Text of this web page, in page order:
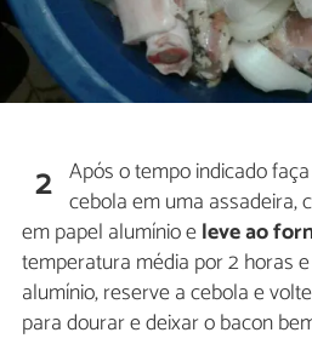
2 Após o tempo indicado
cebola em uma assadeira,
em papel alumínio eleve ao
temperatura média por 2 horas
alumínio, reserve a cebola e
para dourar e deixar o bacon